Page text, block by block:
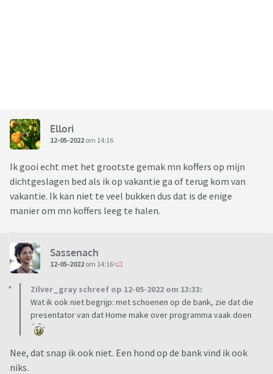
Ellori
12-05-2022 om 14:16
Ik gooi echt met het grootste gemak mn koffers op mijn
dichtgeslagen bed als ik op vakantie ga of terug kom van
vakantie. Ik kan niet te veel bukken dus dat is de enige
manier om mn koffers leeg te halen.
Sassenach
12-05-2022 om 14:16
Zilver_gray schreef op 12-05-2022 om 13:33:
Wat ik ook niet begrijp: met schoenen op de bank, zie dat die
presentator van dat Home make over programma vaak doen
Nee, dat snap ik ook niet. Een hond op de bank vind ik ook
niks.